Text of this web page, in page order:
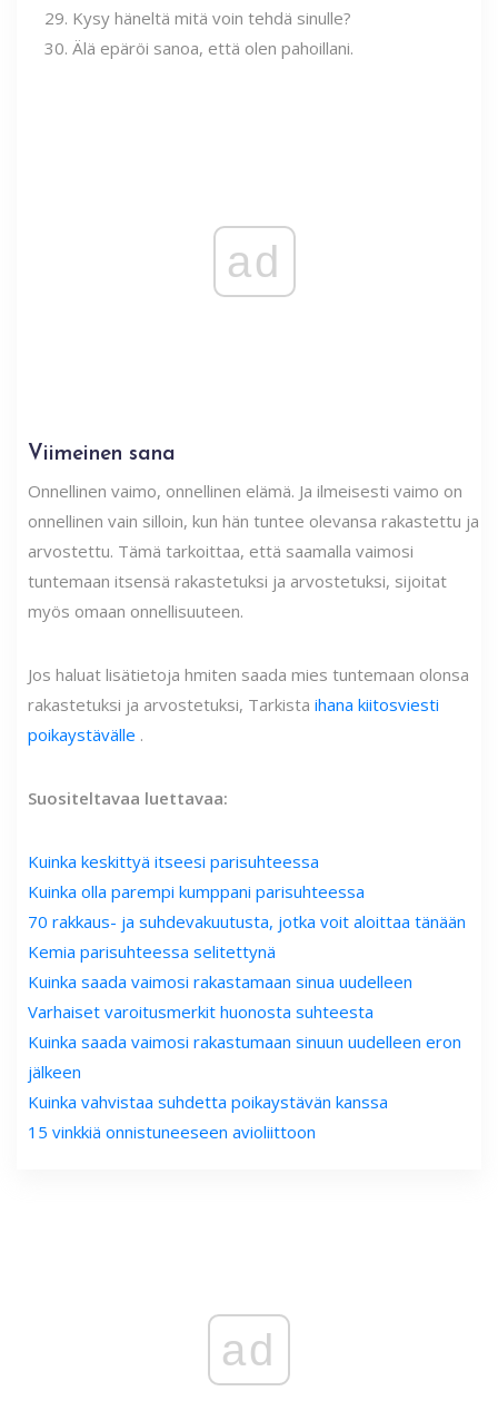
Kysy häneltä mitä voin tehdä sinulle?
Älä epäröi sanoa, että olen pahoillani.
ad
Viimeinen sana
Onnellinen vaimo, onnellinen elämä. Ja ilmeisesti vaimo on
onnellinen vain silloin, kun hän tuntee olevansa rakastettu ja
arvostettu. Tämä tarkoittaa, että saamalla vaimosi
tuntemaan itsensä rakastetuksi ja arvostetuksi, sijoitat
myös omaan onnellisuuteen.
Jos haluat lisätietoja hmiten saada mies tuntemaan olonsa
rakastetuksi ja arvostetuksi, Tarkista ihana kiitosviesti
poikaystävälle .
Suositeltavaa luettavaa:
Kuinka keskittyä itseesi parisuhteessa
Kuinka olla parempi kumppani parisuhteessa
70 rakkaus- ja suhdevakuutusta, jotka voit aloittaa tänään
Kemia parisuhteessa selitettynä
Kuinka saada vaimosi rakastamaan sinua uudelleen
Varhaiset varoitusmerkit huonosta suhteesta
Kuinka saada vaimosi rakastumaan sinuun uudelleen eron
jälkeen
Kuinka vahvistaa suhdetta poikaystävän kanssa
15 vinkkiä onnistuneeseen avioliittoon
ad